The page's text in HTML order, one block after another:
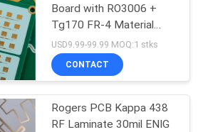
Board with RO3006 +
Tg170 FR-4 Material
0.86mm Thickness and
98mm x 30mm Size
USD9.99-99.99 MOQ:1 stks
CONTACT
Rogers PCB Kappa 438
RF Laminate 30mil ENIG